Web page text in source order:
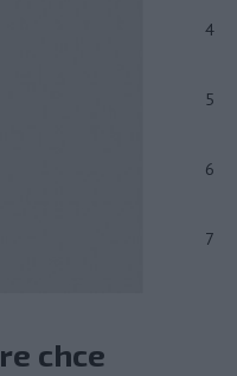
chce
4
5
6
7